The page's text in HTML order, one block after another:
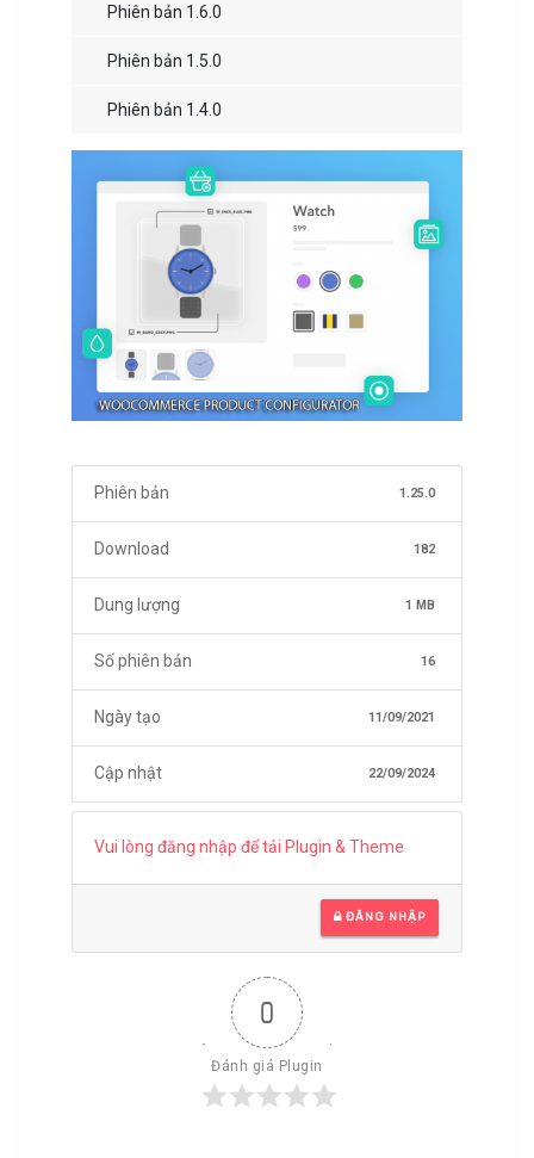
Phiên bản 1.6.0
Phiên bản 1.5.0
Phiên bản 1.4.0
Phiên bản 1.25.0
Download 182
Dung lượng 1 MB
Số phiên bản 16
Ngày tạo 11/09/2021
Cập nhật 22/09/2024
Vui lòng đăng nhập để tải Plugin & Theme
ĐĂNG NHẬP
0
Đánh giá Plugin